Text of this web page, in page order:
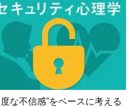
度な不信感”をベースに考える